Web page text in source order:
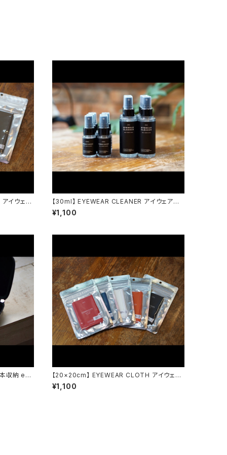
イウェア
【30ml】 EYEWEAR CLEANER アイウェアク
リーナー emw / eyewear maintenance w
orks
¥1,100
収納 em
【20×20cm】 EYEWEAR CLOTH アイウェア
クロス emw / eyewear maintenance wor
ks
¥1,100